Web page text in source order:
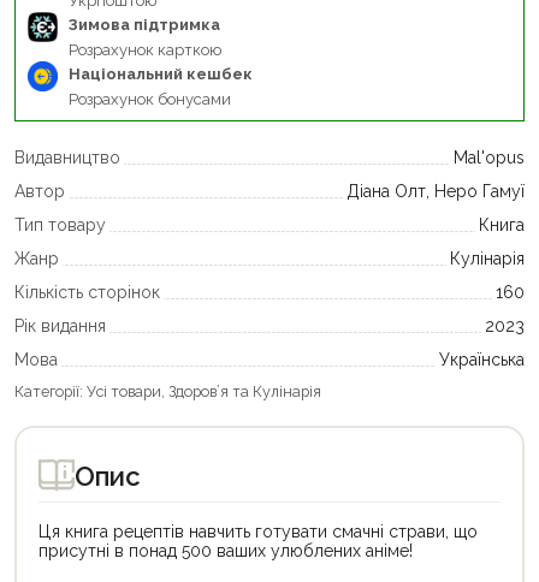
Зимова підтримка
Розрахунок карткою
Національний кешбек
Розрахунок бонусами
Видавництво
Mal'opus
Автор
Діана Олт, Неро Гамуї
Тип товару
Книга
Жанр
Кулінарія
Кількість сторінок
160
Рік видання
2023
Мова
Українська
Категорії: Усі товари Здоров’я та Кулінарія
Опис
Ця книга рецептів навчить готувати смачні страви, що
присутні в понад 500 ваших улюблених аніме!